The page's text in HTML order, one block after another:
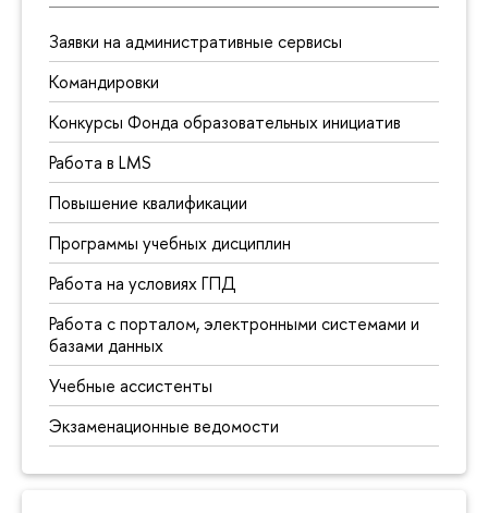
Заявки на административные сервисы
Командировки
Конкурсы Фонда образовательных инициатив
Работа в LMS
Повышение квалификации
Программы учебных дисциплин
Работа на условиях ГПД
Работа с порталом, электронными системами и
базами данных
Учебные ассистенты
Экзаменационные ведомости